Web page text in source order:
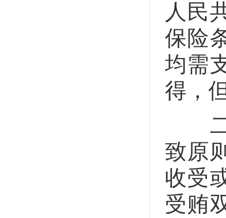
人民
保险
均需
得，
二
致原
收受
受贿